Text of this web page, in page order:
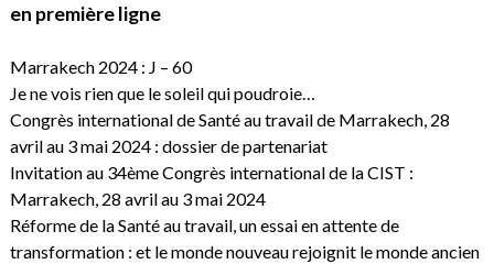
en première ligne
Marrakech 2024 : J – 60
Je ne vois rien que le soleil qui poudroie…
Congrès international de Santé au travail de Marrakech, 28
avril au 3 mai 2024 : dossier de partenariat
Invitation au 34ème Congrès international de la CIST :
Marrakech, 28 avril au 3 mai 2024
Réforme de la Santé au travail, un essai en attente de
transformation : et le monde nouveau rejoignit le monde ancien